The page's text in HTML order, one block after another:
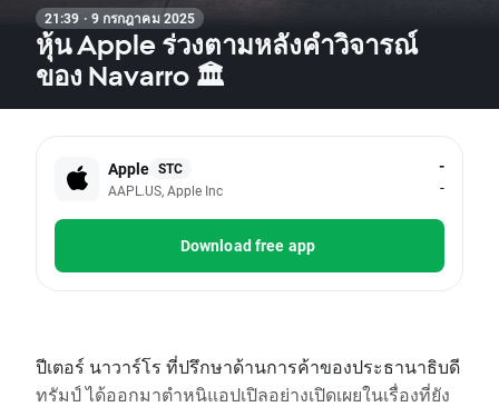
21:39 · 9 กรกฎาคม 2025
หุ้น Apple ร่วงตามหลังคำวิจารณ์
ของ Navarro 🏛️
Apple STC
AAPL.US, Apple Inc
-
-
Download free app
ปีเตอร์ นาวาร์โร ที่ปรึกษาด้านการค้าของประธานาธิบดี
ทรัมป์ ได้ออกมาตำหนิแอปเปิลอย่างเปิดเผยในเรื่องที่ยัง